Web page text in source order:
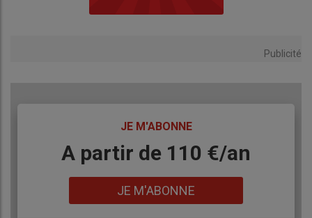
Publicité
JE M'ABONNE
BodyA partir de 110 €/an
JE M'ABONNE